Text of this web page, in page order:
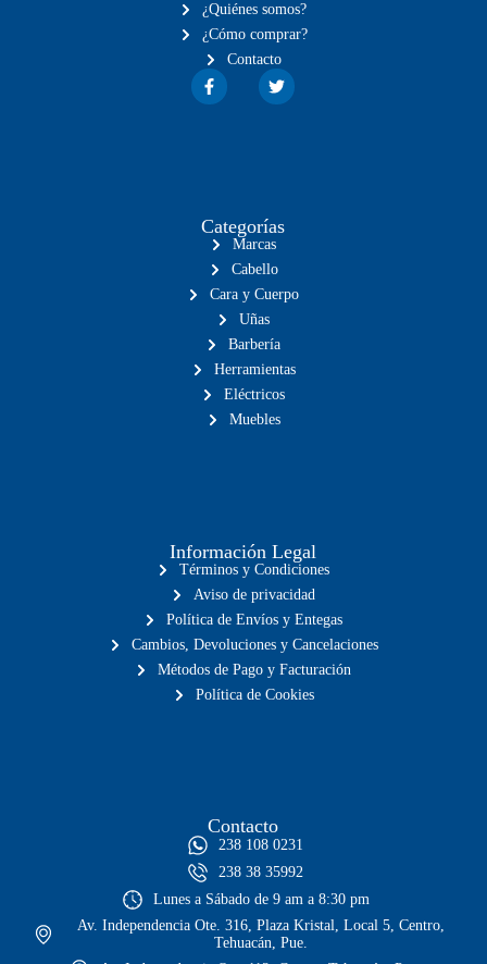
¿Quiénes somos?
¿Cómo comprar?
Contacto
Categorías
Marcas
Cabello
Cara y Cuerpo
Uñas
Barbería
Herramientas
Eléctricos
Muebles
Información Legal
Términos y Condiciones
Aviso de privacidad
Política de Envíos y Entegas
Cambios, Devoluciones y Cancelaciones
Métodos de Pago y Facturación
Política de Cookies
Contacto
238 108 0231
238 38 35992
Lunes a Sábado de 9 am a 8:30 pm
Av. Independencia Ote. 316, Plaza Kristal, Local 5, Centro,
Tehuacán, Pue.